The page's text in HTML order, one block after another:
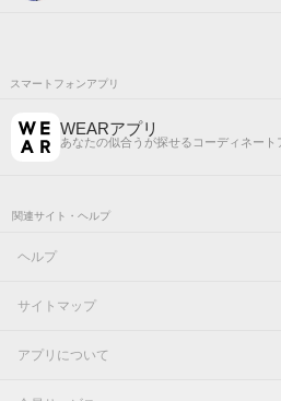
スマートフォンアプリ
WEARアプリ
あなたの似合うが探せるコーディネート
関連サイト・ヘルプ
ヘルプ
サイトマップ
アプリについて